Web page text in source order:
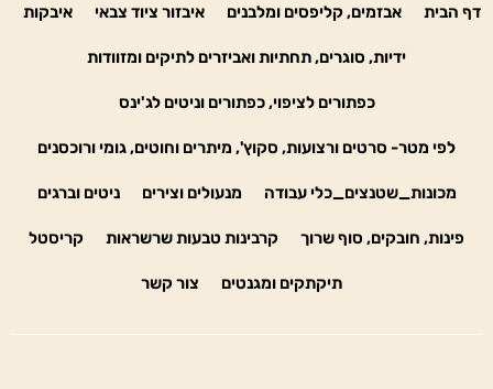
דף הבית אבזמים, קליפסים ומלבנים איבזור ציוד צבאי איבקות
ידיות, סוגרים, תחתיות ואביזרים לתיקים ומזוודות
כפתורים לציפוי, כפתורים וניטים לג'ינס
לפי מטר- סרטים ורצועות, סקוץ', מיתרים וחוטים, גומי ורוכסנים
מכונות_שטנצים_כלי עבודה מנעולים וצירים ניטים וברגים
פינות, חובקים, סוף שרוך קרבינות טבעות שרשראות קריסטל
תיקתקים ומגנטים צור קשר